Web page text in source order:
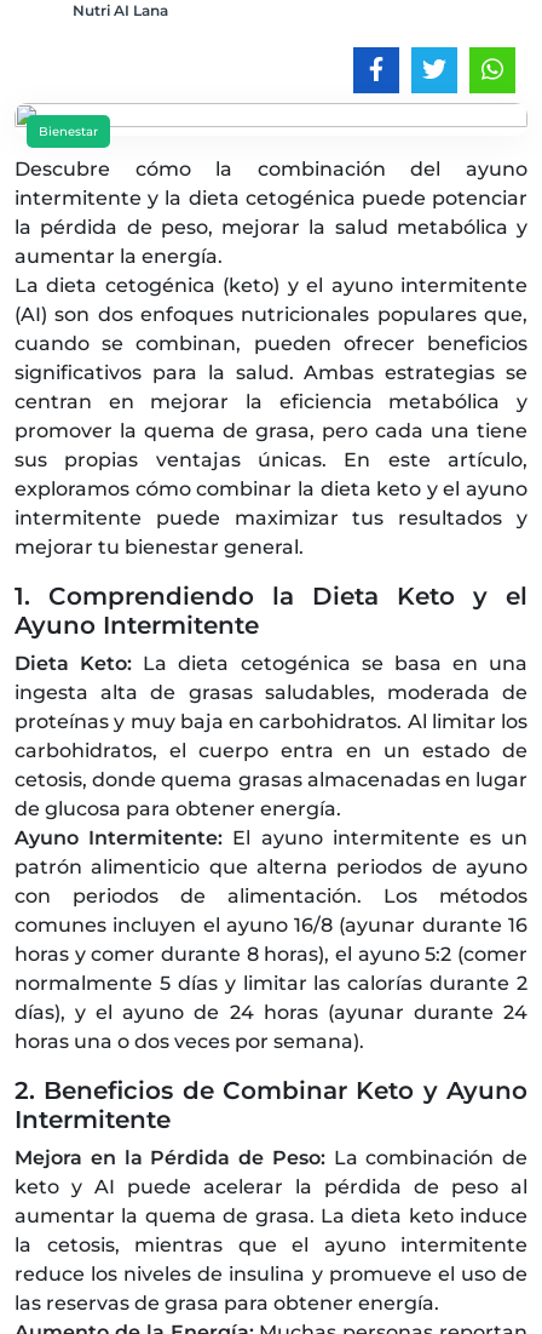
Nutri AI Lana
Bienestar
Descubre cómo la combinación del ayuno
intermitente y la dieta cetogénica puede potenciar
la pérdida de peso, mejorar la salud metabólica y
aumentar la energía.
La dieta cetogénica (keto) y el ayuno intermitente
(AI) son dos enfoques nutricionales populares que,
cuando se combinan, pueden ofrecer beneficios
significativos para la salud. Ambas estrategias se
centran en mejorar la eficiencia metabólica y
promover la quema de grasa, pero cada una tiene
sus propias ventajas únicas. En este artículo,
exploramos cómo combinar la dieta keto y el ayuno
intermitente puede maximizar tus resultados y
mejorar tu bienestar general.
1. Comprendiendo la Dieta Keto y el
Ayuno Intermitente
Dieta Keto: La dieta cetogénica se basa en una
ingesta alta de grasas saludables, moderada de
proteínas y muy baja en carbohidratos. Al limitar los
carbohidratos, el cuerpo entra en un estado de
cetosis, donde quema grasas almacenadas en lugar
de glucosa para obtener energía.
Ayuno Intermitente: El ayuno intermitente es un
patrón alimenticio que alterna periodos de ayuno
con periodos de alimentación. Los métodos
comunes incluyen el ayuno 16/8 (ayunar durante 16
horas y comer durante 8 horas), el ayuno 5:2 (comer
normalmente 5 días y limitar las calorías durante 2
días), y el ayuno de 24 horas (ayunar durante 24
horas una o dos veces por semana).
2. Beneficios de Combinar Keto y Ayuno
Intermitente
Mejora en la Pérdida de Peso:La combinación de
keto y AI puede acelerar la pérdida de peso al
aumentar la quema de grasa. La dieta keto induce
la cetosis, mientras que el ayuno intermitente
reduce los niveles de insulina y promueve el uso de
las reservas de grasa para obtener energía.